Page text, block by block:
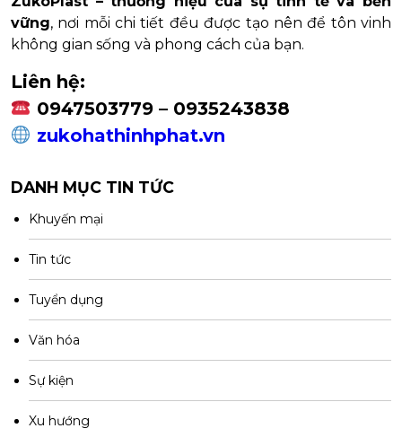
vững, nơi mỗi chi tiết đều được tạo nên để tôn vinh
không gian sống và phong cách của bạn.
Liên hệ:
0947503779 – 0935243838
zukohathinhphat.vn
DANH MỤC TIN TỨC
Khuyến mại
Tin tức
Tuyển dụng
Văn hóa
Sự kiện
Xu hướng